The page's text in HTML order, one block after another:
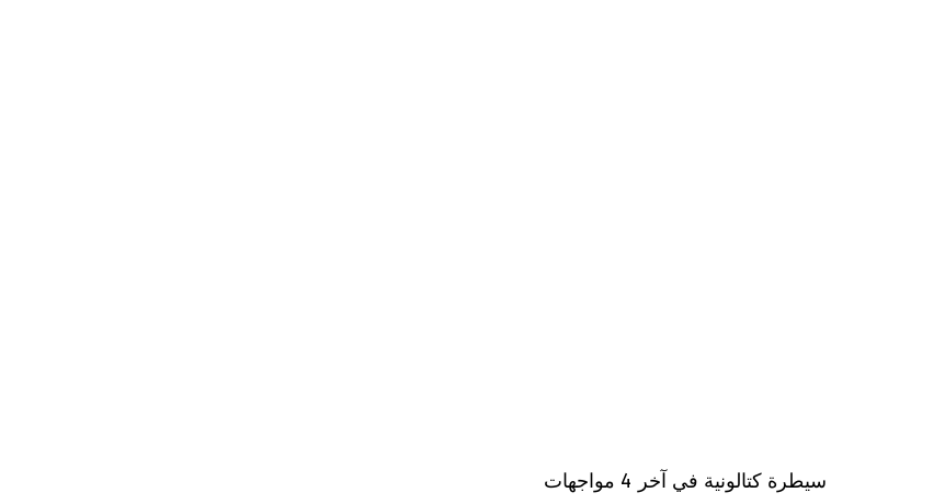
سيطرة كتالونية في آخر 4 مواجهات